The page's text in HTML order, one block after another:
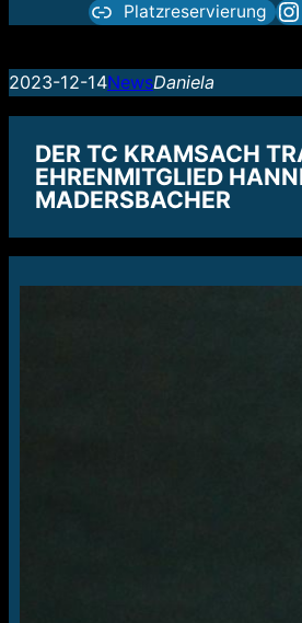
Platzreservierung
2023-12-14NewsDaniela
DER TC KRAMSACH
EHRENMITGLIED
MADERSBACHER